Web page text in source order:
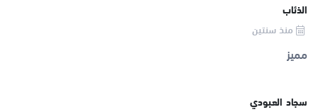
الذئاب
منذ سنتين
مميز
سجاد العبودي